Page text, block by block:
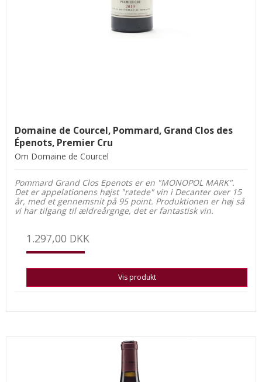
Domaine de Courcel, Pommard, Grand Clos des
Épenots, Premier Cru
Om Domaine de Courcel
Pommard Grand Clos Epenots er en "MONOPOL MARK".
Det er appelationens højst "ratede" vin i Decanter over 15
år, med et gennemsnit på 95 point. Produktionen er høj så
vi har tilgang til ældreårgnge, det er fantastisk vin.
1.297,00 DKK
Vis produkt